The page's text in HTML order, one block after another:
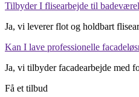
Tilbyder I flisearbejde til
Ja, vi leverer flot og holdbart
Kan I lave professionelle
Ja, vi tilbyder facadearbejde med
Få et tilbud